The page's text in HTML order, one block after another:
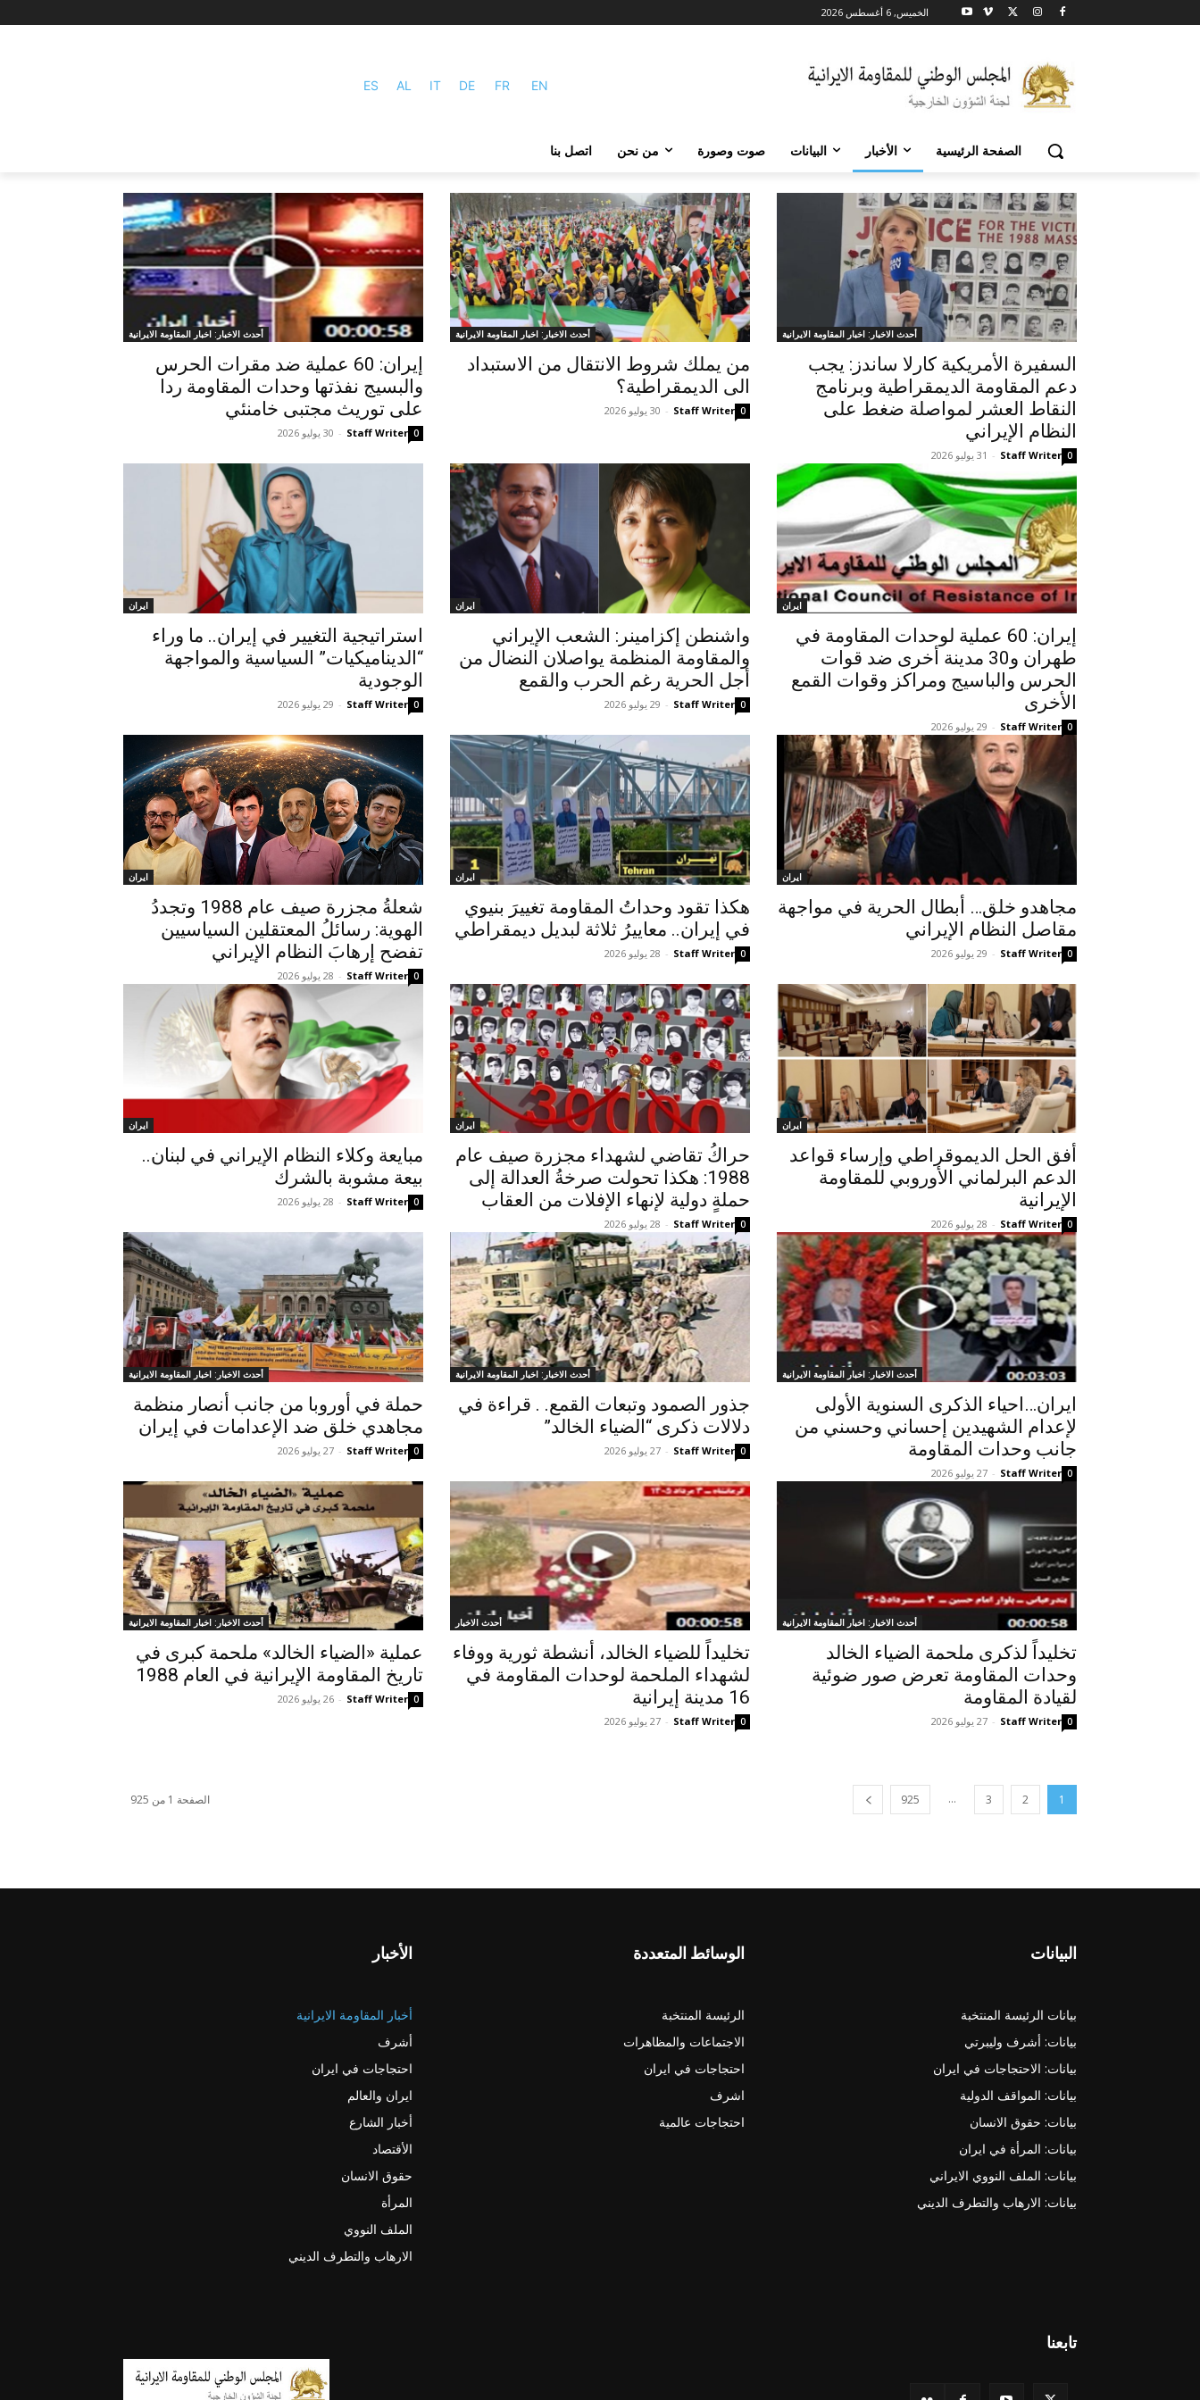
الخميس, 6 أغسطس 2026
ES AL IT DE FR EN
الصفحة الرئيسية الأخبار البيانات صوت وصورة من نحن اتصل بنا
أحدث الاخبار: اخبار المقاومة الايرانية
السفيرة الأمريكية كارلا ساندز: يجب
دعم المقاومة الديمقراطية وبرنامج
النقاط العشر لمواصلة ضغط على
النظام الإيراني
Staff Writer
- 31 يوليو 2026 0
أحدث الاخبار: اخبار المقاومة الايرانية
من يملك شروط الانتقال من الاستبداد
الى الديمقراطية؟
Staff Writer
- 30 يوليو 2026 0
أحدث الاخبار: اخبار المقاومة الايرانية
إيران: 60 عملية ضد مقرات الحرس
والبسيج نفذتها وحدات المقاومة ردا
على توريث مجتبى خامنئي
Staff Writer
- 30 يوليو 2026 0
ایران
إيران: 60 عملية لوحدات المقاومة في
طهران و30 مدينة أخرى ضد قوات
الحرس والباسيج ومراكز وقوات القمع
الأخرى
Staff Writer
- 29 يوليو 2026 0
ايران
واشنطن إكزامينر: الشعب الإيراني
والمقاومة المنظمة يواصلان النضال من
أجل الحرية رغم الحرب والقمع
Staff Writer
- 29 يوليو 2026 0
ايران
استراتيجية التغيير في إيران.. ما وراء
“الديناميكيات” السياسية والمواجهة
الوجودية
Staff Writer
- 29 يوليو 2026 0
ايران
مجاهدو خلق… أبطال الحرية في مواجهة
مقاصل النظام الإيراني
Staff Writer
- 29 يوليو 2026 0
ايران
هکذا تقود وحداتُ المقاومة تغييرَ بنيوي
في إيران.. معاييرُ ثلاثة لبديل ديمقراطي
Staff Writer
- 28 يوليو 2026 0
ايران
شعلةُ مجزرة صیف عام 1988 وتجددُ
الهوية: رسائلُ المعتقلين السياسيين
تفضح إرهابَ النظام الإيراني
Staff Writer
- 28 يوليو 2026 0
ايران
أفق الحل الديموقراطي وإرساء قواعد
الدعم البرلماني الأوروبي للمقاومة
الإيرانية
Staff Writer
- 28 يوليو 2026 0
ايران
حراكُ تقاضي لشهداء مجزرة صیف عام
1988: هکذا تحولت صرخةُ العدالة إلى
حملةٍ دولية لإنهاء الإفلات من العقاب
Staff Writer
- 28 يوليو 2026 0
ايران
مبايعة وكلاء النظام الإيراني في لبنان..
بيعة مشوبة بالشرك
Staff Writer
- 28 يوليو 2026 0
أحدث الاخبار: اخبار المقاومة الايرانية
ایران…احیاء الذكرى السنوية الأولى
لإعدام الشهيدين إحساني وحسني من
جانب وحدات المقاومة
Staff Writer
- 27 يوليو 2026 0
أحدث الاخبار: اخبار المقاومة الايرانية
جذور الصمود وتبعات القمع. . قراءة في
دلالات ذكرى “الضياء الخالد”
Staff Writer
- 27 يوليو 2026 0
أحدث الاخبار: اخبار المقاومة الايرانية
حملة في أوروبا من جانب أنصار منظمة
مجاهدي خلق ضد الإعدامات في إيران
Staff Writer
- 27 يوليو 2026 0
أحدث الاخبار: اخبار المقاومة الايرانية
تخليداً لذكرى ملحمة الضياء الخالد
وحدات المقاومة تعرض صور ضوئية
لقيادة المقاومة
Staff Writer
- 27 يوليو 2026 0
أحدث الاخبار
تخلیداً للضياء الخالد، أنشطة ثورية ووفاء
لشهداء الملحمة لوحدات المقاومة في
16 مدينة إيرانية
Staff Writer
- 27 يوليو 2026 0
أحدث الاخبار: اخبار المقاومة الايرانية
عملية «الضياء الخالد» ملحمة کبری في
تاريخ المقاومة الإيرانية في العام 1988
Staff Writer
- 26 يوليو 2026 0
1
2
3
...
925 الصفحة 1 من 925
الأخبار
أخبار المقاومة الايرانية
أشرف
احتجاجات في ايران
ايران والعالم
أخبار الشارع
الأقتصاد
حقوق الانسان
المرأة
الملف النووي
الارهاب والتطرف الديني
الوسائط المتعددة
الرئيسة المنتخبة
الاجتماعات والمظاهرات
احتجاجات في ايران
اشرف
احتجاجات عالمية
البيانات
بيانات الرئيسة المنتخبة
بيانات: أشرف وليبرتي
بيانات: الاحتجاجات في ايران
بيانات: المواقف الدولية
بيانات: حقوق الانسان
بيانات: المرأة في ايران
بيانات: الملف النووي الايراني
بيانات: الارهاب والتطرف الديني
تابعنا